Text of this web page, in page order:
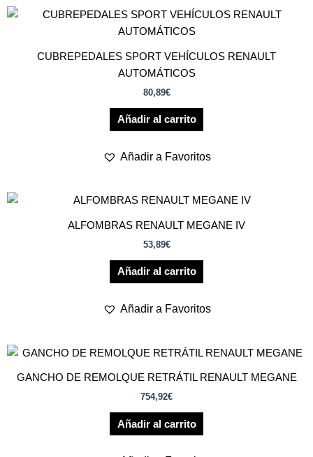
CUBREPEDALES SPORT VEHÍCULOS RENAULT
AUTOMÁTICOS
80,89€
Añadir al carrito
Añadir a Favoritos
ALFOMBRAS RENAULT MEGANE IV
53,89€
Añadir al carrito
Añadir a Favoritos
GANCHO DE REMOLQUE RETRÁTIL RENAULT MEGANE
754,92€
Añadir al carrito